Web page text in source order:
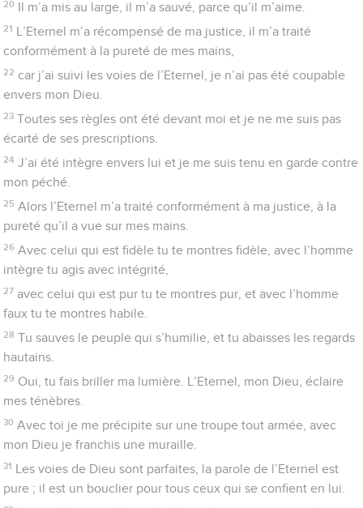
mes ténèbres.
30 Avec toi je me précipite sur une troupe tout armée, avec
mon Dieu je franchis une muraille.
31
Les voies de Dieu sont parfaites, la parole de l’Eternel est
pure ; il est un bouclier pour tous ceux qui se confient en lui.
32
Qui est Dieu en dehors de l’Eternel, et qui est un rocher,
sinon notre Dieu ?
33 C’est Dieu qui me donne de la force et qui me trace une
voie droite.
34 Il rend mes pieds aussi agiles que ceux des biches, et il me
fait tenir debout sur les hauteurs.
35 Il exerce mes mains au combat, et mes bras tendent l’arc de
bronze.
36 Tu me donnes le bouclier de ton salut, ta main droite me
soutient, et je deviens grand par ta bonté.
37
Tu élargis le chemin sous mes pas, et mes pieds ne
trébuchent pas.
38 Je poursuis mes ennemis, je les atteins, et je ne reviens pas
avant de les avoir exterminés.
39 Je les frappe, et ils ne peuvent plus se relever, ils tombent
sous mes pieds.
40
Tu me donnes de la force pour le combat, tu fais plier sous
moi mes adversaires.